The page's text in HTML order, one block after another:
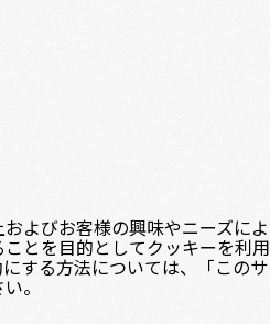
よびお客様の興味やニーズによ
とを目的としてクッキーを利用
する方法については、「このサ
。